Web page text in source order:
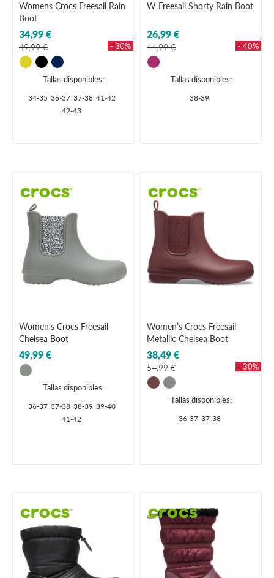
Womens Crocs Freesail Rain
Boot
34,99 €
49,99 € - 30%
Tallas disponibles:
34-35 36-37 37-38 41-42
42-43
W Freesail Shorty Rain Boot
26,99 €
44,99 € - 40%
Tallas disponibles:
38-39
Women’s Crocs Freesail
Chelsea Boot
49,99 €
Tallas disponibles:
36-37 37-38 38-39 39-40
41-42
Women’s Crocs Freesail
Metallic Chelsea Boot
38,49 €
54,99 € - 30%
Tallas disponibles:
36-37 37-38